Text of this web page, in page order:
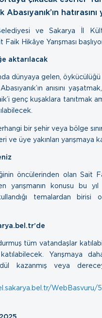
ve Sakarya İl
Hikâye Yarışması
aktarılacak
dünyaya gelen,
anısını
genç kuşaklara tanıtmak
bir şehir veya bölge
ve üye yakınları yarışmaya
öncülerinden olan Sait
yarışmanın konusu bu
temalardan birisi
tüm vatandaşlar
Yarışmaya
ödül kazanmış veya
WebBasvuru/